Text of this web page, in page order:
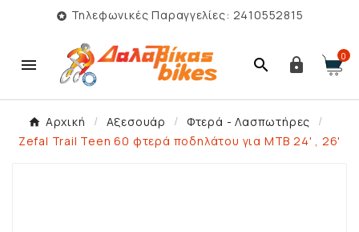
 Τηλεφωνικές Παραγγελίες: 2410552815
   0
Αρχική Αξεσουάρ
Φτερά - Λασπωτήρες
Zefal Trail Teen 60 φτερά ποδηλάτου για MTB 24' , 26'